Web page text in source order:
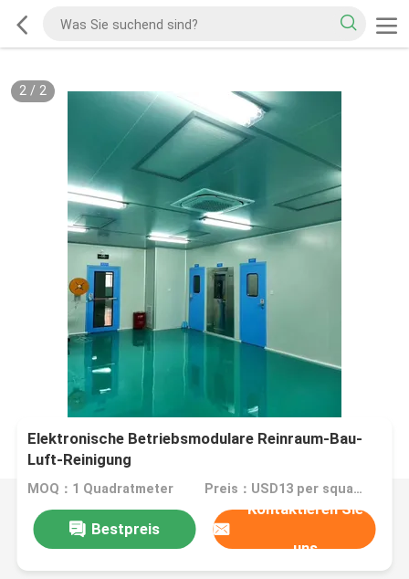
2/ 2
Elektronische Betriebsmodulare Reinraum-Bau-
Luft-Reinigung
MOQ：1 Quadratmeter Preis：USD13 per square meter
Bestpreis
Kontaktieren Sie
uns